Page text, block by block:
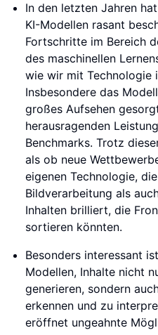
In den letzten Jahren
KI-Modellen rasant
Fortschritte im Bereich
des maschinellen
wie wir mit Technologie
Insbesondere das
großes Aufsehen
herausragenden
Benchmarks. Trotz
als ob neue
eigenen Technologie,
Bildverarbeitung als
Inhalten brilliert, die
sortieren könnten.
Besonders interessant
Modellen, Inhalte nicht
generieren, sondern
erkennen und zu
eröffnet ungeahnte